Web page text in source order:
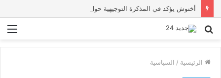
بحث
الرئيسية / السياسية